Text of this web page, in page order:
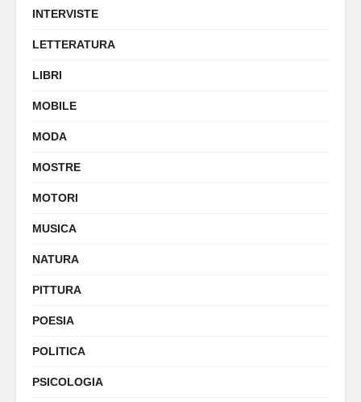
INTERVISTE
LETTERATURA
LIBRI
MOBILE
MODA
MOSTRE
MOTORI
MUSICA
NATURA
PITTURA
POESIA
POLITICA
PSICOLOGIA